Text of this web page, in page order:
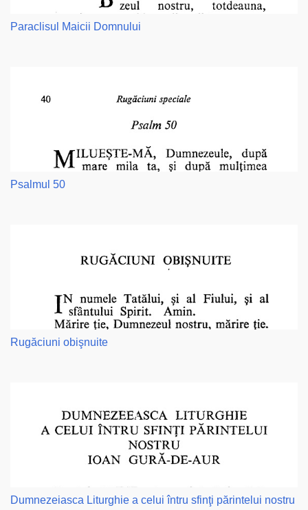
Paraclisul Maicii Domnului
Psalmul 50
Rugăciuni obişnuite
Dumnezeiasca Liturghie a celui întru sfinţi părintelui nostru